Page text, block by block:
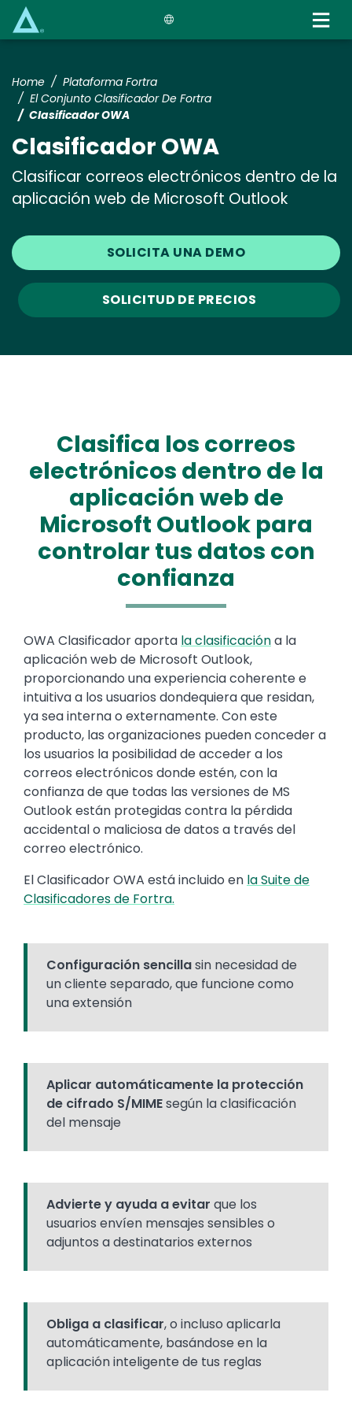
Home
Plataforma Fortra
El Conjunto Clasificador De Fortra
Clasificador OWA
Clasificador OWA
Clasificar correos electrónicos dentro de la
aplicación web de Microsoft Outlook
SOLICITA UNA DEMO
SOLICITUD DE PRECIOS
Clasifica los correos
electrónicos dentro de la
aplicación web de
Microsoft Outlook para
controlar tus datos con
confianza
Text
OWA Clasificador aporta la clasificacióna la
aplicación web de Microsoft Outlook,
proporcionando una experiencia coherente e
intuitiva a los usuarios dondequiera que residan,
ya sea interna o externamente. Con este
producto, las organizaciones pueden conceder a
los usuarios la posibilidad de acceder a los
correos electrónicos donde estén, con la
confianza de que todas las versiones de MS
Outlook están protegidas contra la pérdida
accidental o maliciosa de datos a través del
correo electrónico.
El Clasificador OWA está incluido en la Suite de
Clasificadores de Fortra.
Configuración sencillasin necesidad de
un cliente separado, que funcione como
una extensión
Aplicar automáticamente la protección
de cifrado S/MIMEsegún la clasificación
del mensaje
Advierte y ayuda a evitar que los
usuarios envíen mensajes sensibles o
adjuntos a destinatarios externos
Obliga a clasificar, o incluso aplicarla
automáticamente, basándose en la
aplicación inteligente de tus reglas